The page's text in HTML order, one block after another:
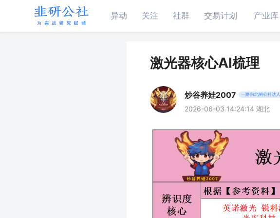
异动 关注 社群 交易计划 产业库
激光器核心AI梳理
炒谷养娃2007 一路向北的公社达人
2026-06-03 14:24:14 湖北